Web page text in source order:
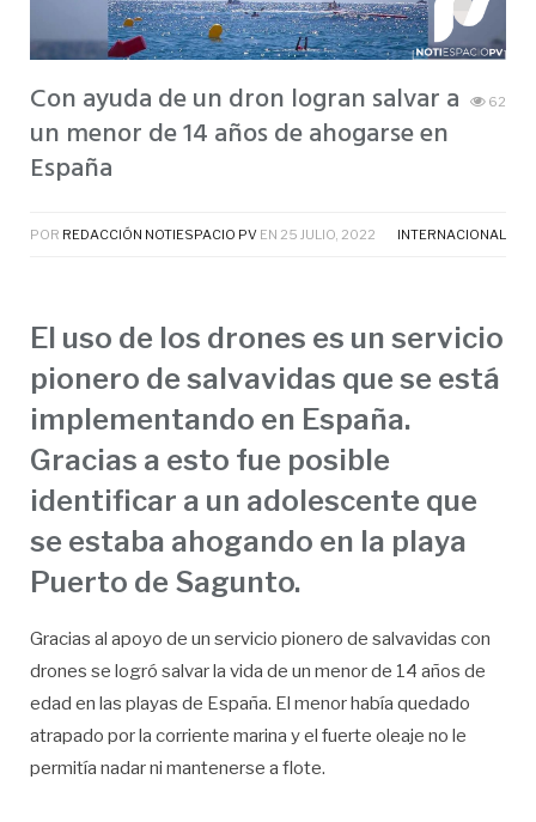
Con ayuda de un dron logran salvar a
un menor de 14 años de ahogarse en
España
62
POR REDACCIÓN NOTIESPACIO PV EN 25 JULIO, 2022 INTERNACIONAL
El uso de los drones es un servicio
pionero de salvavidas que se está
implementando en España.
Gracias a esto fue posible
identificar a un adolescente que
se estaba ahogando en la playa
Puerto de Sagunto.
Gracias al apoyo de un servicio pionero de salvavidas con
drones se logró salvar la vida de un menor de 14 años de
edad en las playas de España. El menor había quedado
atrapado por la corriente marina y el fuerte oleaje no le
permitía nadar ni mantenerse a flote.